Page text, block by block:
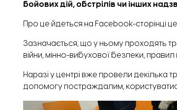
бойових дій, обстрілів чи інших
Про це йдеться на Facebook-сторінці
Зазначається, що у ньому проходять
війни, мінно-вибухової безпеки,
Наразі у центрі вже провели декілька
допомогу постраждалим,